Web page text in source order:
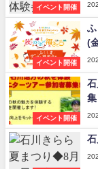
イベント開催
イベント開催
(
イベント開催
集